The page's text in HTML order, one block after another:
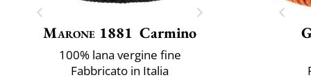
Marone 1881 Carmino
100% lana vergine fine
Fabbricato in Italia